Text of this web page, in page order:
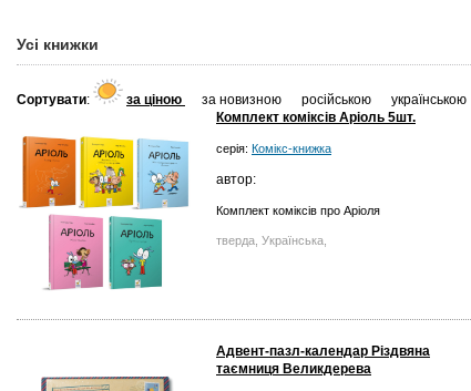
Усі книжки
Сортувати: за ціною за новизною російською українською
Комплект коміксів Аріоль 5шт.
серія: Комікс-книжка
автор:
Комплект коміксів про Аріоля
тверда, Українська,
Адвент-пазл-календар Різдвяна
таємниця Великдерева